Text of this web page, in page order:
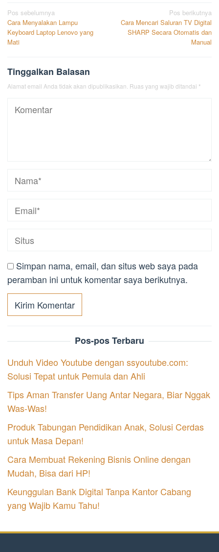
Navigasi
pos
Pos sebelumnya
Cara Menyalakan Lampu
Keyboard Laptop Lenovo yang
Mati
Pos berikutnya
Cara Mencari Saluran TV Digital
SHARP Secara Otomatis dan
Manual
Tinggalkan Balasan
Alamat email Anda tidak akan dipublikasikan. Ruas yang wajib ditandai *
Simpan nama, email, dan situs web saya pada
peramban ini untuk komentar saya berikutnya.
Pos-pos Terbaru
Unduh Video Youtube dengan ssyoutube.com:
Solusi Tepat untuk Pemula dan Ahli
Tips Aman Transfer Uang Antar Negara, Biar Nggak
Was-Was!
Produk Tabungan Pendidikan Anak, Solusi Cerdas
untuk Masa Depan!
Cara Membuat Rekening Bisnis Online dengan
Mudah, Bisa dari HP!
Keunggulan Bank Digital Tanpa Kantor Cabang
yang Wajib Kamu Tahu!